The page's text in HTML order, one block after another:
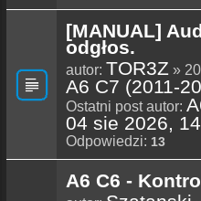
[MANUAL]
odgłos.
autor: TOR3Z »
A6 C7 (2011-
Ostatni post autor:
04 sie 2026,
Odpowiedzi: 13
A6 C6 -